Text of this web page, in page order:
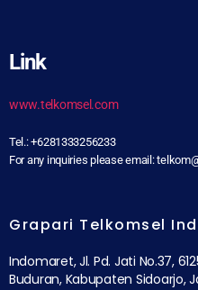
Link
www.telkomsel.com
Tel.: +6281333256233
For any inquiries please email:
Grapari Telkomsel
Indomaret, Jl. Pd. Jati No.37,
Buduran, Kabupaten Sidoarjo,